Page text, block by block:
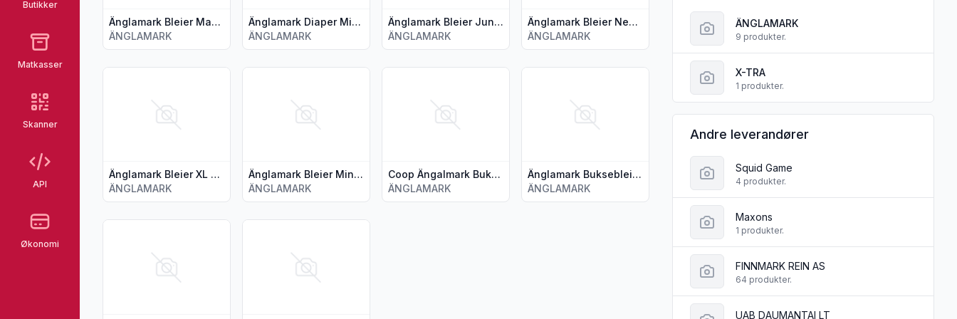
Butikker
Matkasser
Skanner
API
Økonomi
Änglamark Bleier Maxi 7-18kg 50stk
ÄNGLAMARK
Änglamark Diaper Midi 3 56stk
ÄNGLAMARK
Änglamark Bleier Junior 12-20kg 44stk
ÄNGLAMARK
Änglamark Bleier Newborn 28stk
ÄNGLAMARK
Änglamark Bleier XL 40stk
ÄNGLAMARK
Vis flere detaljer for produktet "Änglamark Bleier XL 40stk"
Änglamark Bleier Mini 28stk
ÄNGLAMARK
Vis flere detaljer for produktet "Änglamark Bleier Mini 28stk"
Coop Ängalmark Buksebleier Junior 38stk
ÄNGLAMARK
Vis flere detaljer for produktet "Coop Ängalmark Buksebleier Junior 38stk"
Änglamark Buksebleier XL 34stk
ÄNGLAMARK
Vis flere detaljer for produktet "Änglamark Buksebleier XL 34stk"
ÄNGLAMARK
9 produkter.
X-TRA
1 produkter.
Andre leverandører
Squid Game
4 produkter.
Maxons
1 produkter.
FINNMARK REIN AS
64 produkter.
UAB DAUMANTAI LT